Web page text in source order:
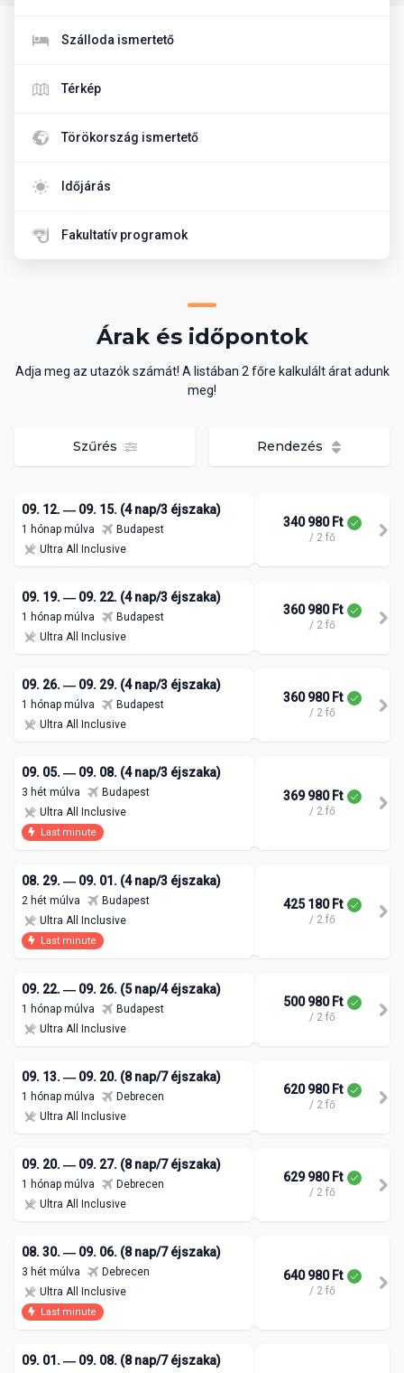
Szálloda ismertető
Térkép
Törökország ismertető
Időjárás
Fakultatív programok
Árak és időpontok
Adja meg az utazók számát! A listában 2 főre kalkulált árat adunk
meg!
Szűrés Rendezés
09. 12. ― 09. 15. (4 nap/3 éjszaka)
1 hónap múlva
Budapest
Ultra All Inclusive
340 980 Ft
/ 2 fő
09. 19. ― 09. 22. (4 nap/3 éjszaka)
1 hónap múlva
Budapest
Ultra All Inclusive
360 980 Ft
/ 2 fő
09. 26. ― 09. 29. (4 nap/3 éjszaka)
1 hónap múlva
Budapest
Ultra All Inclusive
360 980 Ft
/ 2 fő
09. 05. ― 09. 08. (4 nap/3 éjszaka)
3 hét múlva
Budapest
Ultra All Inclusive
Last minute
369 980 Ft
/ 2 fő
08. 29. ― 09. 01. (4 nap/3 éjszaka)
2 hét múlva
Budapest
Ultra All Inclusive
Last minute
425 180 Ft
/ 2 fő
09. 22. ― 09. 26. (5 nap/4 éjszaka)
1 hónap múlva
Budapest
Ultra All Inclusive
500 980 Ft
/ 2 fő
09. 13. ― 09. 20. (8 nap/7 éjszaka)
1 hónap múlva
Debrecen
Ultra All Inclusive
620 980 Ft
/ 2 fő
09. 20. ― 09. 27. (8 nap/7 éjszaka)
1 hónap múlva
Debrecen
Ultra All Inclusive
629 980 Ft
/ 2 fő
08. 30. ― 09. 06. (8 nap/7 éjszaka)
3 hét múlva
Debrecen
Ultra All Inclusive
Last minute
640 980 Ft
/ 2 fő
09. 01. ― 09. 08. (8 nap/7 éjszaka)